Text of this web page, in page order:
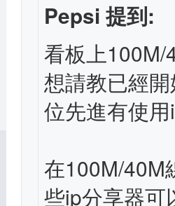
Pepsi 提到:
看板上100M/
想請教已經
位先進有使
在100M/40M
些ip分享器可